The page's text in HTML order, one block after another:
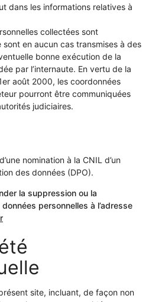
dans les informations relatives à
collectées sont
en aucun cas transmises à des
bonne exécution de la
par l’internaute. En vertu de la
août 2000, les coordonnées
pourront être communiquées
judiciaires.
nomination à la CNIL d’un
des données (DPO).
la suppression ou la
personnelles à l’adresse
site, incluant, de façon non